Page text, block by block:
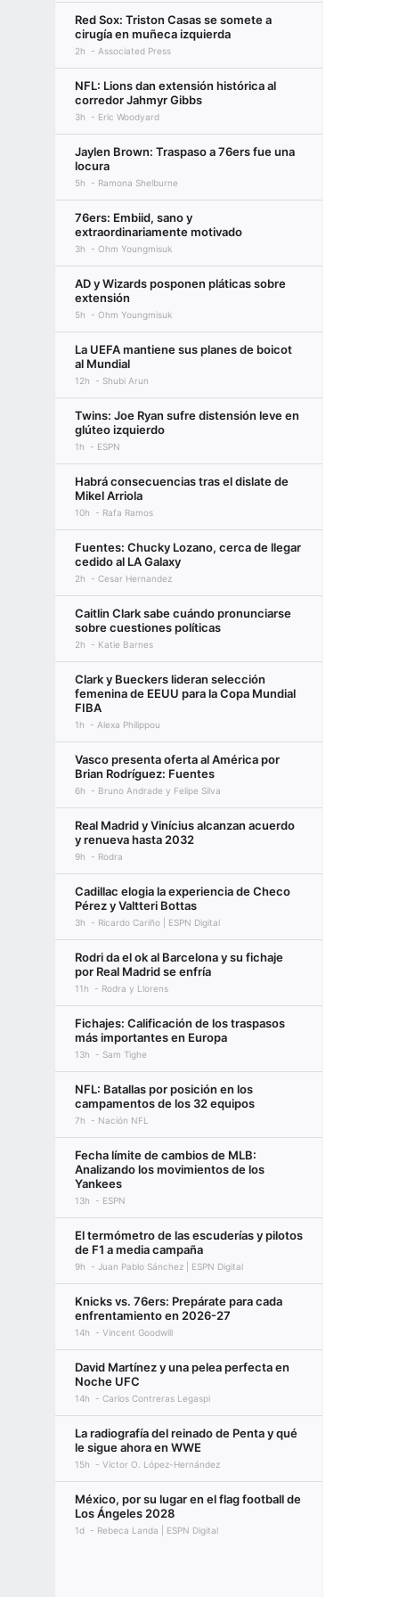
Red Sox: Triston Casas se somete a
cirugía en muñeca izquierda
2h Associated Press
NFL: Lions dan extensión histórica al
corredor Jahmyr Gibbs
3h Eric Woodyard
Jaylen Brown: Traspaso a 76ers fue una
locura
5h Ramona Shelburne
76ers: Embiid, sano y
extraordinariamente motivado
3h Ohm Youngmisuk
AD y Wizards posponen pláticas sobre
extensión
5h Ohm Youngmisuk
La UEFA mantiene sus planes de boicot
al Mundial
12h Shubi Arun
Twins: Joe Ryan sufre distensión leve en
glúteo izquierdo
1h ESPN
Habrá consecuencias tras el dislate de
Mikel Arriola
10h Rafa Ramos
Fuentes: Chucky Lozano, cerca de llegar
cedido al LA Galaxy
2h Cesar Hernandez
Caitlin Clark sabe cuándo pronunciarse
sobre cuestiones políticas
2h Katie Barnes
Clark y Bueckers lideran selección
femenina de EEUU para la Copa Mundial
FIBA
1h Alexa Philippou
Vasco presenta oferta al América por
Brian Rodríguez: Fuentes
6h Bruno Andrade y Felipe Silva
Real Madrid y Vinícius alcanzan acuerdo
y renueva hasta 2032
9h Rodra
Cadillac elogia la experiencia de Checo
Pérez y Valtteri Bottas
3h Ricardo Cariño | ESPN Digital
Rodri da el ok al Barcelona y su fichaje
por Real Madrid se enfría
11h Rodra y Llorens
Fichajes: Calificación de los traspasos
más importantes en Europa
13h Sam Tighe
NFL: Batallas por posición en los
campamentos de los 32 equipos
7h Nación NFL
Fecha límite de cambios de MLB:
Analizando los movimientos de los
Yankees
13h ESPN
El termómetro de las escuderías y pilotos
de F1 a media campaña
9h Juan Pablo Sánchez | ESPN Digital
Knicks vs. 76ers: Prepárate para cada
enfrentamiento en 2026-27
14h Vincent Goodwill
David Martínez y una pelea perfecta en
Noche UFC
14h Carlos Contreras Legaspi
La radiografía del reinado de Penta y qué
le sigue ahora en WWE
15h Víctor O. López-Hernández
México, por su lugar en el flag football de
Los Ángeles 2028
1d Rebeca Landa | ESPN Digital